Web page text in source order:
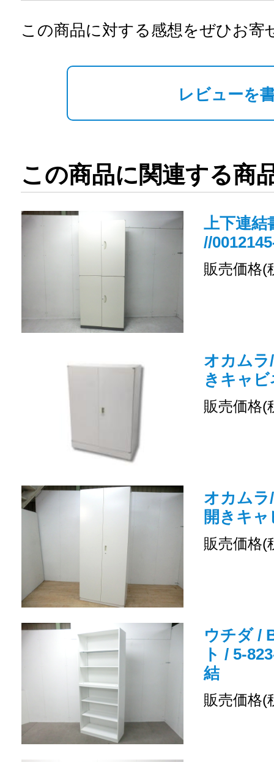
この商品に対する感想をぜひお寄
レビューを
この商品に関連する商
上下連結
//
販売価格(
オカムラ
きキャ
販売価格(
オカムラ
開きキ
販売価格(
ウチダ /
ト / 5-
結
販売価格(